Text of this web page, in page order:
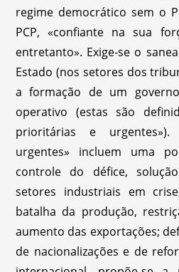
regime democrático sem o
PCP, «confiante na sua
entretanto». Exige-se o
Estado (nos setores dos
a formação de um
operativo (estas são
prioritárias e
urgentes» incluem uma
controle do défice,
setores industriais em
batalha da produção,
aumento das exportações;
de nacionalizações e de